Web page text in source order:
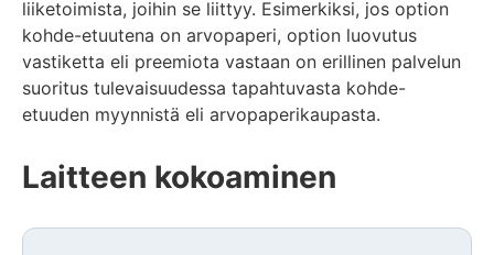
liiketoimista, joihin se liittyy. Esimerkiksi, jos option
kohde-etuutena on arvopaperi, option luovutus
vastiketta eli preemiota vastaan on erillinen palvelun
suoritus tulevaisuudessa tapahtuvasta kohde-
etuuden myynnistä eli arvopaperikaupasta.
Laitteen kokoaminen